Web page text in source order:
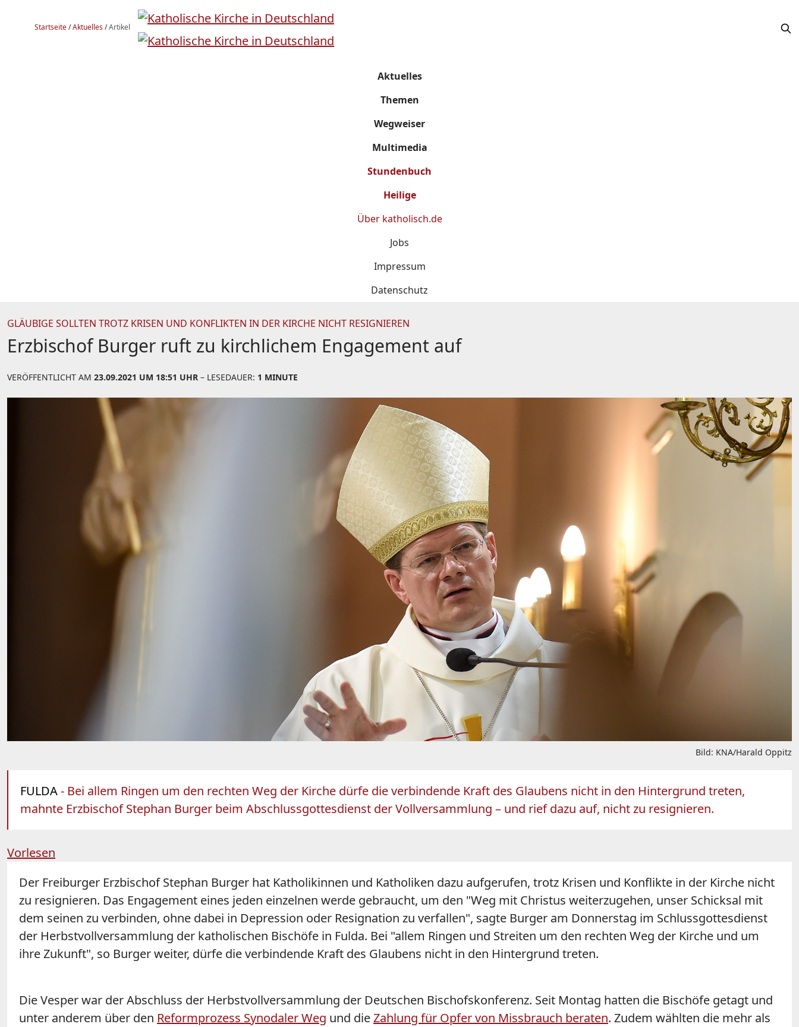
Startseite/Aktuelles/Artikel
Aktuelles
Themen
Wegweiser
Multimedia
Stundenbuch
Heilige
Über katholisch.de
Jobs
Impressum
Datenschutz
GLÄUBIGE SOLLTEN TROTZ KRISEN UND KONFLIKTEN IN DER KIRCHE NICHT RESIGNIEREN
Erzbischof Burger ruft zu kirchlichem Engagement auf
VERÖFFENTLICHT AM 23.09.2021 UM 18:51 UHR – LESEDAUER: 1 MINUTE
Bild: KNA/Harald Oppitz
FULDA- Bei allem Ringen um den rechten Weg der Kirche dürfe die verbindende Kraft des Glaubens nicht in den Hintergrund treten,
mahnte Erzbischof Stephan Burger beim Abschlussgottesdienst der Vollversammlung – und rief dazu auf, nicht zu resignieren.
Vorlesen
Der Freiburger Erzbischof Stephan Burger hat Katholikinnen und Katholiken dazu aufgerufen, trotz Krisen und Konflikte in der Kirche nicht
zu resignieren. Das Engagement eines jeden einzelnen werde gebraucht, um den "Weg mit Christus weiterzugehen, unser Schicksal mit
dem seinen zu verbinden, ohne dabei in Depression oder Resignation zu verfallen", sagte Burger am Donnerstag im Schlussgottesdienst
der Herbstvollversammlung der katholischen Bischöfe in Fulda. Bei "allem Ringen und Streiten um den rechten Weg der Kirche und um
ihre Zukunft", so Burger weiter, dürfe die verbindende Kraft des Glaubens nicht in den Hintergrund treten.
Die Vesper war der Abschluss der Herbstvollversammlung der Deutschen Bischofskonferenz. Seit Montag hatten die Bischöfe getagt und
unter anderem über den Reformprozess Synodaler Weg und dieZahlung für Opfer von Missbrauch beraten. Zudem wählten die mehr als